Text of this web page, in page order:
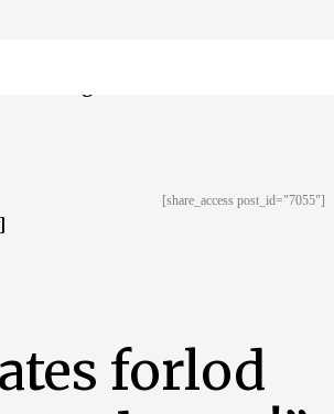
Degn Dausell
[share_access post_id="7055"]
forlod